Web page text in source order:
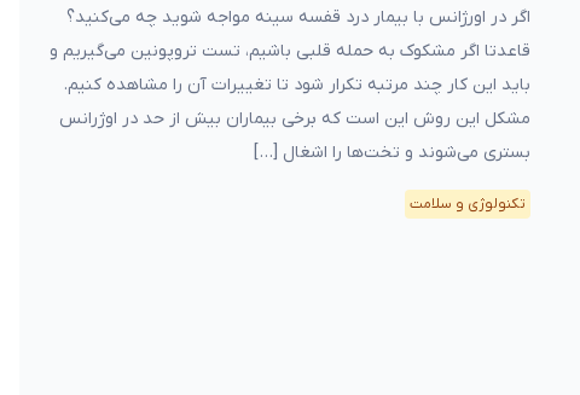
اگر در اورژانس با بیمار درد قفسه سینه مواجه شوید چه می‌کنید؟
قاعدتا اگر مشکوک به حمله قلبی باشیم، تست تروپونین می‌گیریم و
باید این کار چند مرتبه تکرار شود تا تغییرات آن را مشاهده کنیم.
مشکل این روش این است که برخی بیماران بیش از حد در اوژرانس
بستری می‌شوند و تخت‌ها را اشغال […]
تکنولوژی و سلامت